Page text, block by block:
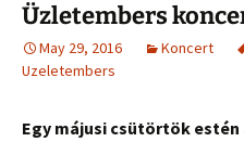
Üzletembers
May 29, 2016 Koncert
Uzeletembers
Egy májusi csütörtök estén